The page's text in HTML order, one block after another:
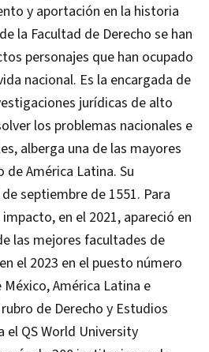
y aportación en la historia
la Facultad de Derecho se han
personajes que han ocupado
nacional. Es la encargada de
jurídicas de alto
los problemas nacionales e
alberga una de las mayores
América Latina. Su
septiembre de 1551. Para
en el 2021, apareció en
las mejores facultades de
el 2023 en el puesto número
América Latina e
de Derecho y Estudios
el QS World University